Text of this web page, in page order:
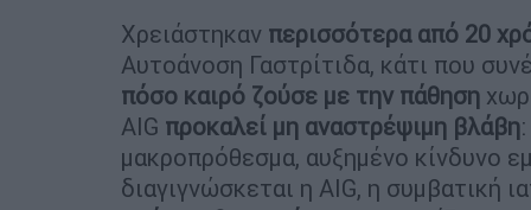
Χρειάστηκαν περισσότερα από 20
Αυτοάνοση Γαστρίτιδα, κάτι που
πόσο καιρό ζούσε με την πάθηση
AIG προκαλεί μη αναστρέψιμη βλάβη
μακροπρόθεσμα, αυξημένο κίνδυνο
διαγιγνώσκεται η AIG, η συμβατική